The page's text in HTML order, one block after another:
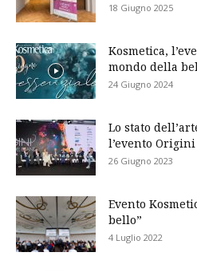
18 Giugno 2025
Kosmetica,
mondo della
24 Giugno 2024
Lo stato
l’evento Origini
26 Giugno 2023
Evento
bello”
4 Luglio 2022